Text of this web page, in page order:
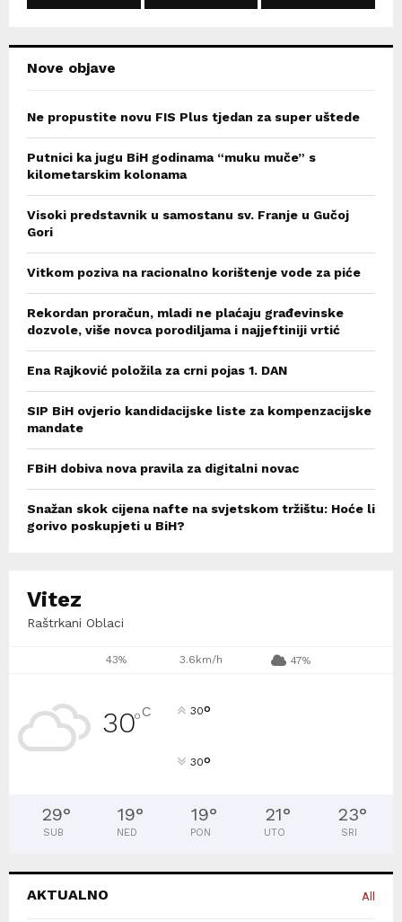
Nove objave
Ne propustite novu FIS Plus tjedan za super uštede
Putnici ka jugu BiH godinama “muku muče” s
kilometarskim kolonama
Visoki predstavnik u samostanu sv. Franje u Gučoj
Gori
Vitkom poziva na racionalno korištenje vode za piće
Rekordan proračun, mladi ne plaćaju građevinske
dozvole, više novca porodiljama i najjeftiniji vrtić
Ena Rajković položila za crni pojas 1. DAN
SIP BiH ovjerio kandidacijske liste za kompenzacijske
mandate
FBiH dobiva nova pravila za digitalni novac
Snažan skok cijena nafte na svjetskom tržištu: Hoće li
gorivo poskupjeti u BiH?
Vitez
Raštrkani Oblaci
43% 3.6km/h 47%
30°C 30°
30°
29°
SUB
19°
NED
19°
PON
21°
UTO
23°
SRI
AKTUALNO All